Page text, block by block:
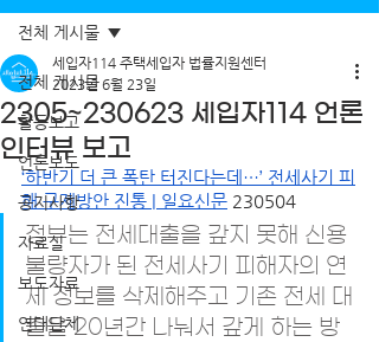
전체 게시물
활동보고
언론보도
공지사항
자료실
보도자료
연대단체
전체 게시물
2305~230623 세입자114 언론
인터뷰 보고
세입자114 주택세입자 법률지원센터
2023년 6월 23일
‘하반기 더 큰 폭탄 터진다는데…’ 전세사기 피
해 구제방안 진통 | 일요신문 230504
정부는 전세대출을 갚지 못해 신용
불량자가 된 전세사기 피해자의 연
체 정보를 삭제해주고 기존 전세 대
출을 20년간 나눠서 갚게 하는 방